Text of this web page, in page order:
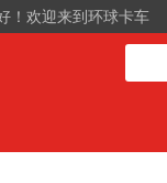
！欢迎来到环球卡车